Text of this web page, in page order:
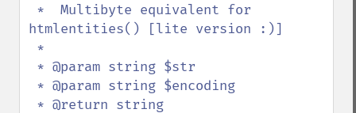
htmlentities() [lite version :)]